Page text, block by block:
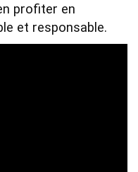
profiter en
et responsable.